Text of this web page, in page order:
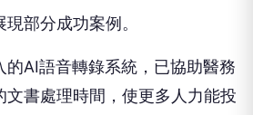
部分成功案例。
的AI語音轉錄系統，已協助醫務
文書處理時間，使更多人力能投